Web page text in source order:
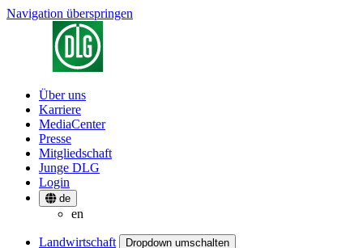
Navigation überspringen
Über uns
Karriere
MediaCenter
Presse
Mitgliedschaft
Junge DLG
Login
de
en
Landwirtschaft Dropdown umschalten